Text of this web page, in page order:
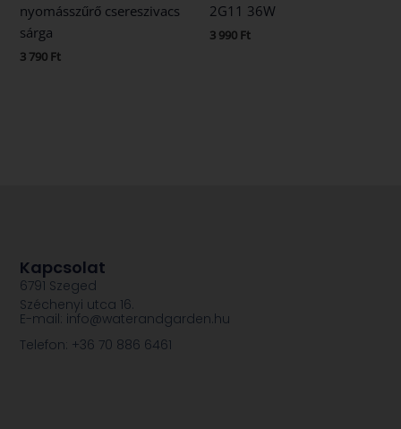
nyomásszűrő csereszivacs
sárga
3 790 Ft
2G11 36W
3 990 Ft
Kapcsolat
6791 Szeged
Széchenyi utca 16.
E-mail: info@waterandgarden.hu
Telefon: +36 70 886 6461